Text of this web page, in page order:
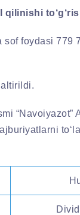
qilinishi to‘g‘
sof foydasi 779
“Navoiyazot”